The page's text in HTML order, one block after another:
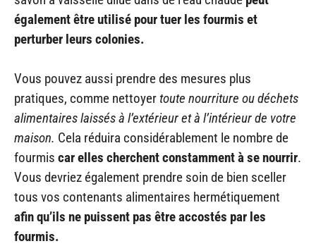
également être utilisé pour tuer les fourmis et
perturber leurs colonies.
Vous pouvez aussi prendre des mesures plus
pratiques, comme nettoyertoute nourriture ou déchets
alimentaires laissés à l’extérieur et à l’intérieur de votre
maison. Cela réduira considérablement le nombre de
fourmis car elles cherchent constamment à se nourrir.
Vous devriez également prendre soin de bien sceller
tous vos contenants alimentaires hermétiquement
afin qu’ils ne puissent pas être accostés par les
fourmis.